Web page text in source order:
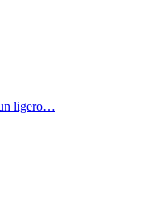
ligero…